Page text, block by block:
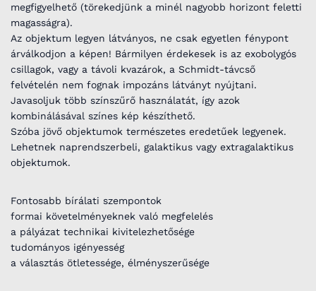
megfigyelhető (törekedjünk a minél nagyobb horizont feletti
magasságra).
Az objektum legyen látványos, ne csak egyetlen fénypont
árválkodjon a képen! Bármilyen érdekesek is az exobolygós
csillagok, vagy a távoli kvazárok, a Schmidt-távcső
felvételén nem fognak impozáns látványt nyújtani.
Javasoljuk több színszűrő használatát, így azok
kombinálásával színes kép készíthető.
Szóba jövő objektumok természetes eredetűek legyenek.
Lehetnek naprendszerbeli, galaktikus vagy extragalaktikus
objektumok.
Fontosabb bírálati szempontok
formai követelményeknek való megfelelés
a pályázat technikai kivitelezhetősége
tudományos igényesség
a választás ötletessége, élményszerűsége